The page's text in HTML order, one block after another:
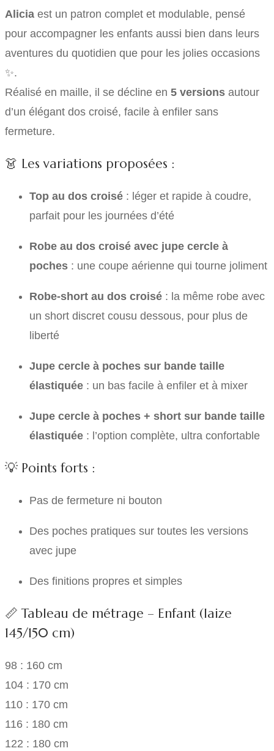
Alicia est un patron complet et modulable, pensé
pour accompagner les enfants aussi bien dans leurs
aventures du quotidien que pour les jolies occasions
✨.
Réalisé en maille, il se décline en 5 versions autour
d’un élégant dos croisé, facile à enfiler sans
fermeture.
👗 Les variations proposées :
Top au dos croisé : léger et rapide à coudre,
parfait pour les journées d’été
Robe au dos croisé avec jupe cercle à
poches : une coupe aérienne qui tourne joliment
Robe-short au dos croisé : la même robe avec
un short discret cousu dessous, pour plus de
liberté
Jupe cercle à poches sur bande taille
élastiquée : un bas facile à enfiler et à mixer
Jupe cercle à poches + short sur bande taille
élastiquée : l’option complète, ultra confortable
💡 Points forts :
Pas de fermeture ni bouton
Des poches pratiques sur toutes les versions
avec jupe
Des finitions propres et simples
📏 Tableau de métrage – Enfant (laize
145/150 cm)
98 : 160 cm
104 : 170 cm
110 : 170 cm
116 : 180 cm
122 : 180 cm